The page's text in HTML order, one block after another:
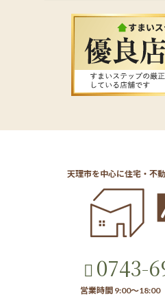
天理市を中心に住宅・不
0743-
営業時間 9:00～18:00